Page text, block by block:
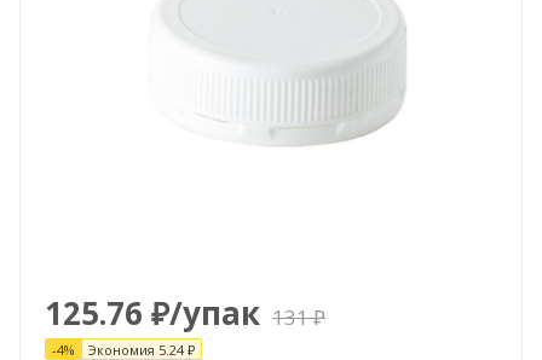
125.76 ₽/упак 131₽
-4% Экономия 5.24₽